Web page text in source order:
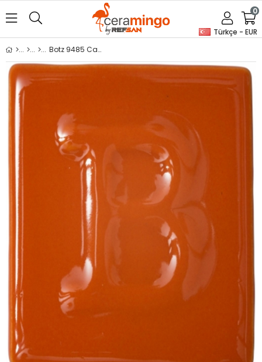
Türkçe - EUR
0
Botz 9485 Carrot 200 ml